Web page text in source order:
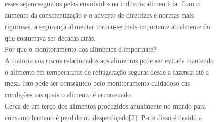
esses sejam seguidos pelos envolvidos na indústria alimentícia. Com o
aumento da conscientização e o advento de diretrizes e normas mais
rigorosas, a segurança alimentar tornou-se mais importante atualmente do
que costumava ser décadas atrás.
Por que o monitoramento dos alimentos é importante?
A maioria dos riscos relacionados aos alimentos pode ser evitada mantendo
o alimento em temperaturas de refrigeração seguras desde a fazenda até a
mesa. Isto pode ser conseguido pelo monitoramento cuidadoso das
condições nas quais o alimento é armazenado.
Cerca de um terço dos alimentos produzidos anualmente no mundo para
consumo humano é perdido ou desperdiçado[2]. Parte disso é devido a